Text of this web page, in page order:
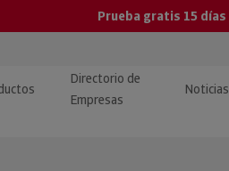
Prueba gratis 15 días
Directorio de
Empresas
Noticias